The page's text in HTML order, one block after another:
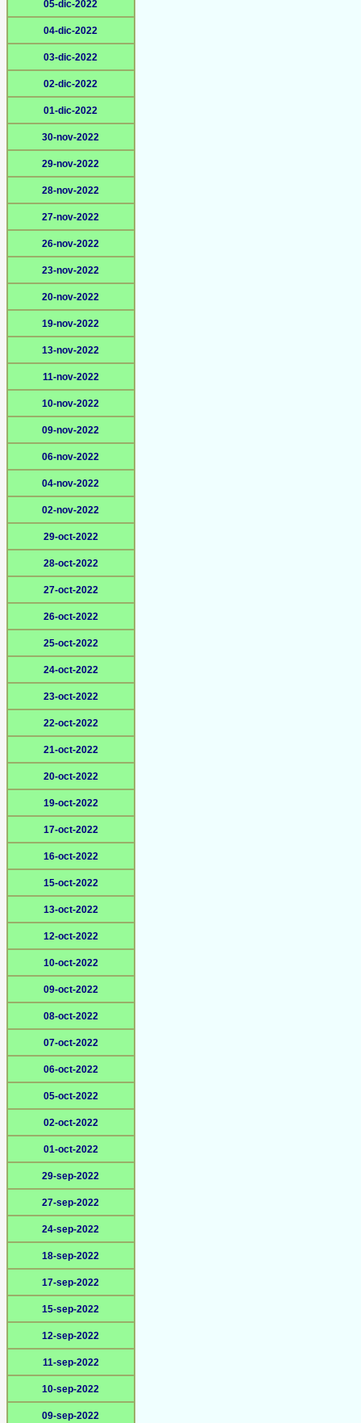
05-dic-2022
04-dic-2022
03-dic-2022
02-dic-2022
01-dic-2022
30-nov-2022
29-nov-2022
28-nov-2022
27-nov-2022
26-nov-2022
23-nov-2022
20-nov-2022
19-nov-2022
13-nov-2022
11-nov-2022
10-nov-2022
09-nov-2022
06-nov-2022
04-nov-2022
02-nov-2022
29-oct-2022
28-oct-2022
27-oct-2022
26-oct-2022
25-oct-2022
24-oct-2022
23-oct-2022
22-oct-2022
21-oct-2022
20-oct-2022
19-oct-2022
17-oct-2022
16-oct-2022
15-oct-2022
13-oct-2022
12-oct-2022
10-oct-2022
09-oct-2022
08-oct-2022
07-oct-2022
06-oct-2022
05-oct-2022
02-oct-2022
01-oct-2022
29-sep-2022
27-sep-2022
24-sep-2022
18-sep-2022
17-sep-2022
15-sep-2022
12-sep-2022
11-sep-2022
10-sep-2022
09-sep-2022